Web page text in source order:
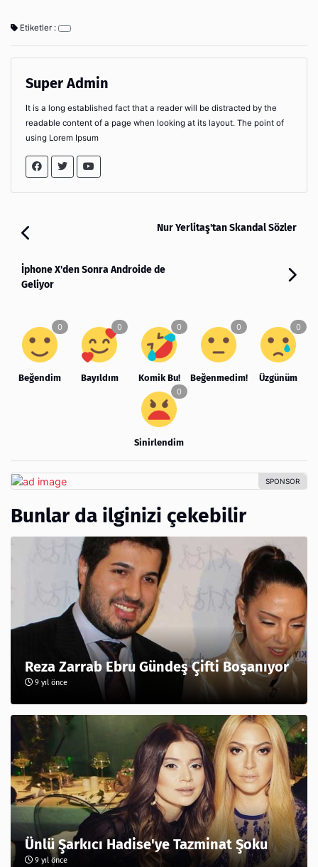
Etiketler :
Super Admin
It is a long established fact that a reader will be distracted by the
readable content of a page when looking at its layout. The point of
using Lorem Ipsum
Nur Yerlitaş'tan Skandal Sözler
İphone X'den Sonra Androide de
Geliyor
Beğendim Bayıldım Komik Bu! Beğenmedim! Üzgünüm
Sinirlendim
Bunlar da ilginizi çekebilir
Reza Zarrab Ebru Gündeş Çifti Boşanıyor
9 yıl önce
Ünlü Şarkıcı Hadise'ye Tazminat Şoku
9 yıl önce